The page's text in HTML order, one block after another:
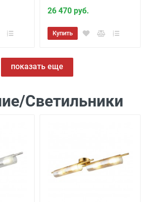
26 470 руб.
Купить
показать еще
Светильники